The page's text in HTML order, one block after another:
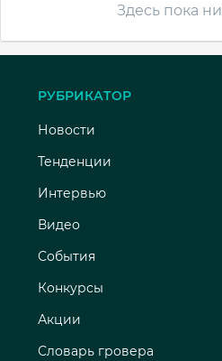
Здесь пока
РУБРИКАТОР
Новости
Тенденции
Интервью
Видео
События
Конкурсы
Акции
Словарь гровера